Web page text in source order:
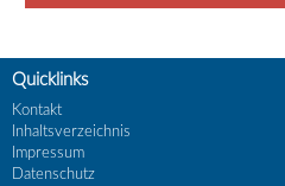
Quicklinks
Kontakt
Inhaltsverzeichnis
Impressum
Datenschutz